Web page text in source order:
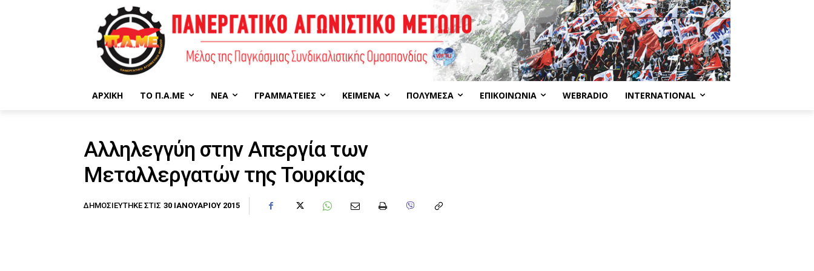
ΑΡΧΙΚΉ ΤΟ Π.Α.ΜΕ ΝΈΑ ΓΡΑΜΜΑΤΕΊΕΣ ΚΕΊΜΕΝΑ ΠΟΛΥΜΈΣΑ ΕΠΙΚΟΙΝΩΝΊΑ WEBRADIO INTERNATIONAL
Αλληλεγγύη στην Απεργία των
Μεταλλεργατών της Τουρκίας
ΔΗΜΟΣΙΕΎΤΗΚΕ ΣΤΙΣ 30 ΙΑΝΟΥΑΡΊΟΥ 2015